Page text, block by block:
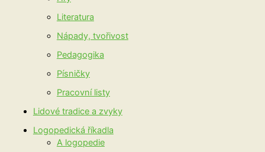
Literatura
Nápady, tvořivost
Pedagogika
Písničky
Pracovní listy
Lidové tradice a zvyky
Logopedická říkadla
A logopedie